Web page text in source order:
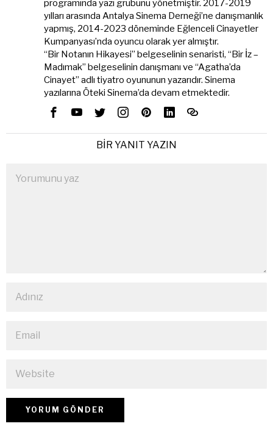
programında yazı grubunu yönetmiştir. 2017-2019
yılları arasında Antalya Sinema Derneği’ne danışmanlık
yapmış, 2014-2023 döneminde Eğlenceli Cinayetler
Kumpanyası’nda oyuncu olarak yer almıştır.
“Bir Notanın Hikayesi” belgeselinin senaristi, “Bir İz –
Madımak” belgeselinin danışmanı ve “Agatha’da
Cinayet” adlı tiyatro oyununun yazarıdır. Sinema
yazılarına Öteki Sinema’da devam etmektedir.
BIR YANIT YAZIN